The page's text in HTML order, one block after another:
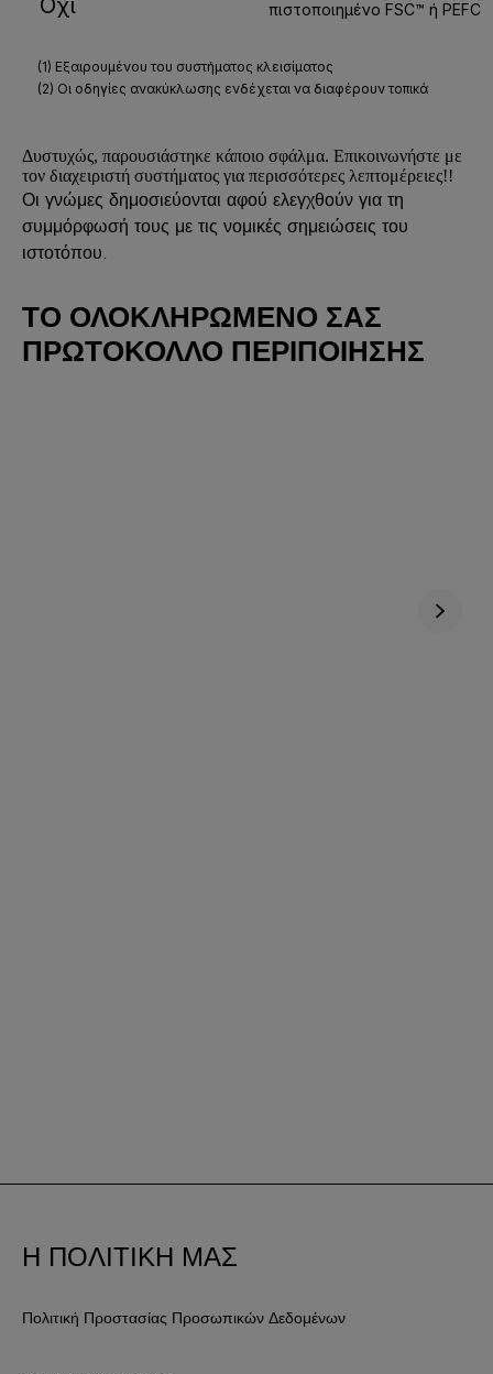
Δυστυχώς, παρουσιάστηκε κάποιο σφάλμα. Επικοινωνήστε με
τον διαχειριστή συστήματος για περισσότερες λεπτομέρειες!!
Οι γνώμες δημοσιεύονται αφού ελεγχθούν για τη
συμμόρφωσή τους με τις νομικές σημειώσεις του
ιστοτόπου.
ΤΟ ΟΛΟΚΛΗΡΩΜΕΝΟ ΣΑΣ
ΠΡΩΤΟΚΟΛΛΟ ΠΕΡΙΠΟΙΗΣΗΣ
Η ΠΟΛΙΤΙΚΗ ΜΑΣ
Πολιτική Προστασίας Προσωπικών Δεδομένων